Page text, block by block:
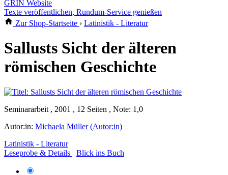
GRIN Website
Texte veröffentlichen, Rundum-Service genießen
Zur Shop-Startseite › Latinistik - Literatur
Sallusts Sicht der älteren
römischen Geschichte
Seminararbeit , 2001 , 12 Seiten , Note: 1,0
Autor:in: Michaela Müller (Autor:in)
Latinistik - Literatur
Leseprobe & Details
Blick ins Buch